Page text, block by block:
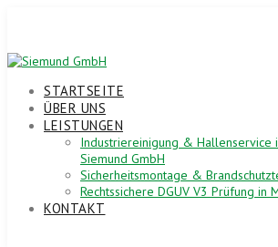
STARTSEITE
ÜBER UNS
LEISTUNGEN
Industriereinigung & Hallenservice
Siemund GmbH
Sicherheitsmontage &
Rechtssichere DGUV V3 Prüfung in
KONTAKT